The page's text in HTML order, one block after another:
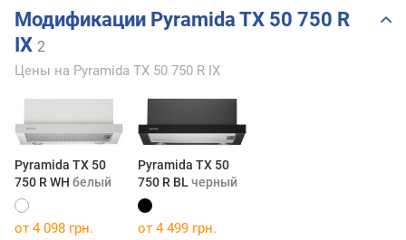
Модификации Pyramida TX 50 750 R
IX 2
Цены на Pyramida TX 50 750 R IX
Pyramida TX 50
750 R WH белый
Pyramida TX 50
750 R BLчерный
от 4 098 грн. от 4 499 грн.